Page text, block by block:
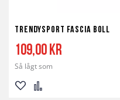
TrendySport Fascia Boll
Så lågt som
109,00 kr